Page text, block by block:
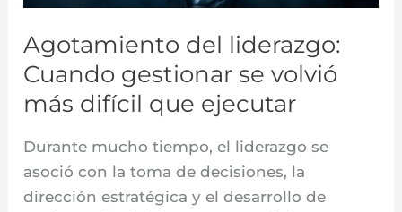
Agotamiento del liderazgo:
Cuando gestionar se volvió
más difícil que ejecutar
Durante mucho tiempo, el liderazgo se
asoció con la toma de decisiones, la
dirección estratégica y el desarrollo de
volvió
más
difícil
que
ejecutar